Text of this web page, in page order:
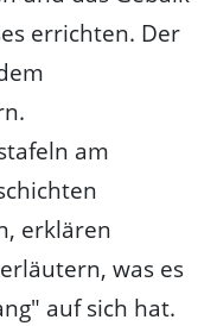
errichten. Der
am
erklären
was es
auf sich hat.